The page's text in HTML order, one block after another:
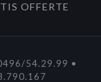
OFFERTE
54.29.99 •